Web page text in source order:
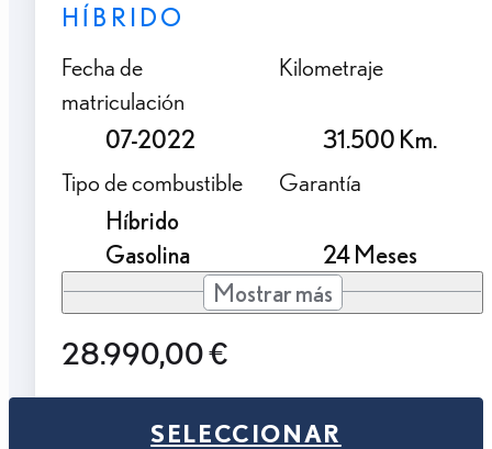
HÍBRIDO
Fecha de
matriculación
07-2022
Kilometraje
31.500 Km.
Tipo de combustible
Híbrido
Gasolina
Garantía
24 Meses
Mostrar más
28.990,00 €
SELECCIONAR